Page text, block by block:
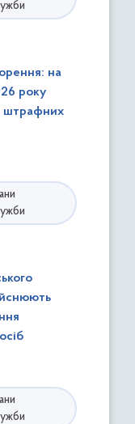
на
року
штрафних